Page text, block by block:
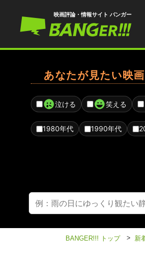
映画評論・情報サイト バンガー
あなたが見たい映
泣ける 笑える
1980年代 1990年代
BANGER!!! トップ > 新